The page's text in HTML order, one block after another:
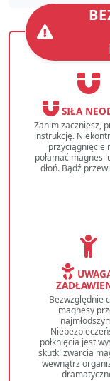
SIŁA
Zanim zaczniesz,
instrukcję.
przyciągnięcie
połamać magnes
dłoń. Bądź
Bezwzględnie
magnesy
połknięcia jest
skutki zwarcia
wewnątrz